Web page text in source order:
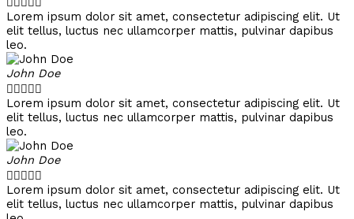
Lorem ipsum dolor sit amet, consectetur adipiscing elit. Ut
elit tellus, luctus nec ullamcorper mattis, pulvinar dapibus
leo.
John Doe

Lorem ipsum dolor sit amet, consectetur adipiscing elit. Ut
elit tellus, luctus nec ullamcorper mattis, pulvinar dapibus
leo.
John Doe

Lorem ipsum dolor sit amet, consectetur adipiscing elit. Ut
elit tellus, luctus nec ullamcorper mattis, pulvinar dapibus